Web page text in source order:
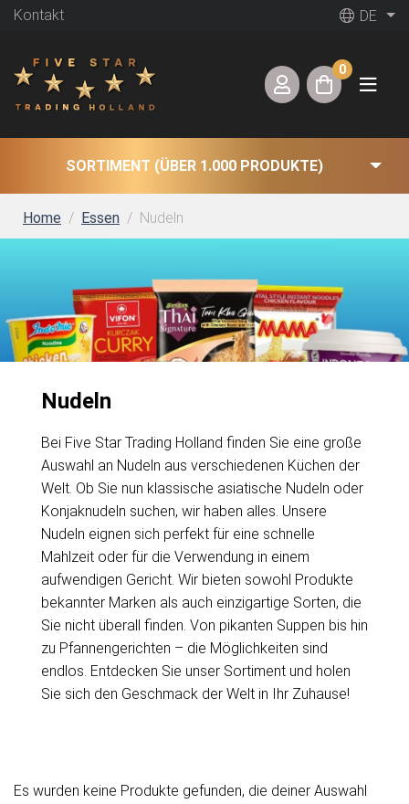
Kontakt DE
0
SORTIMENT (ÜBER 1.000 PRODUKTE)
Home Essen Nudeln
Nudeln
Bei Five Star Trading Holland finden Sie eine große
Auswahl an Nudeln aus verschiedenen Küchen der
Welt. Ob Sie nun klassische asiatische Nudeln oder
Konjaknudeln suchen, wir haben alles. Unsere
Nudeln eignen sich perfekt für eine schnelle
Mahlzeit oder für die Verwendung in einem
aufwendigen Gericht. Wir bieten sowohl Produkte
bekannter Marken als auch einzigartige Sorten, die
Sie nicht überall finden. Von pikanten Suppen bis hin
zu Pfannengerichten – die Möglichkeiten sind
endlos. Entdecken Sie unser Sortiment und holen
Sie sich den Geschmack der Welt in Ihr Zuhause!
Es wurden keine Produkte gefunden, die deiner Auswahl